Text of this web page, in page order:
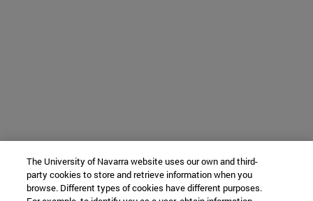
The University of Navarra website uses our own and third-
party cookies to store and retrieve information when you
browse. Different types of cookies have different purposes.